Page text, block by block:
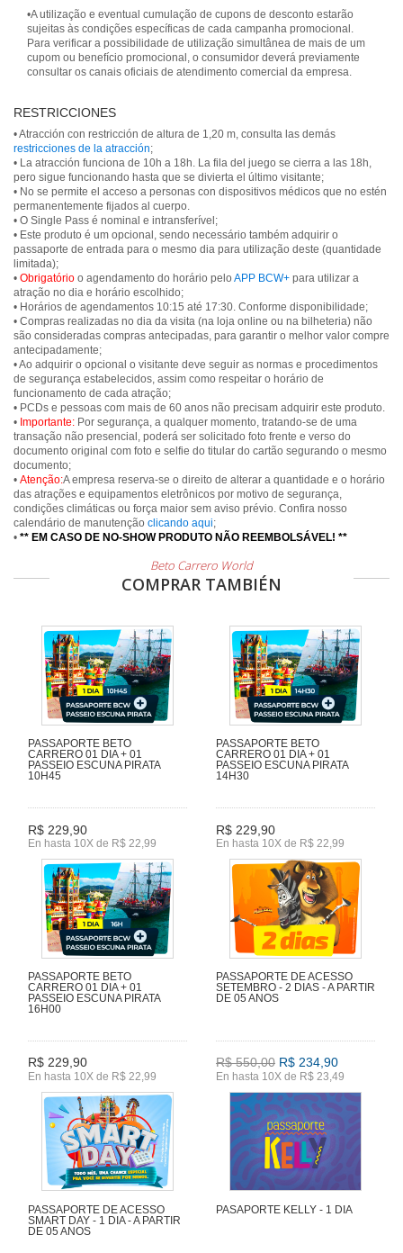
•A utilização e eventual cumulação de cupons de desconto estarão
sujeitas às condições específicas de cada campanha promocional.
Para verificar a possibilidade de utilização simultânea de mais de um
cupom ou benefício promocional, o consumidor deverá previamente
consultar os canais oficiais de atendimento comercial da empresa.
RESTRICCIONES
• Atracción con restricción de altura de 1,20 m, consulta las demás
restricciones de la atracción;
• La atracción funciona de 10h a 18h. La fila del juego se cierra a las 18h,
pero sigue funcionando hasta que se divierta el último visitante;
• No se permite el acceso a personas con dispositivos médicos que no estén
permanentemente fijados al cuerpo.
• O Single Pass é nominal e intransferível;
• Este produto é um opcional, sendo necessário também adquirir o
passaporte de entrada para o mesmo dia para utilização deste (quantidade
limitada);
• Obrigatório o agendamento do horário pelo APP BCW+ para utilizar a
atração no dia e horário escolhido;
• Horários de agendamentos 10:15 até 17:30. Conforme disponibilidade;
• Compras realizadas no dia da visita (na loja online ou na bilheteria) não
são consideradas compras antecipadas, para garantir o melhor valor compre
antecipadamente;
• Ao adquirir o opcional o visitante deve seguir as normas e procedimentos
de segurança estabelecidos, assim como respeitar o horário de
funcionamento de cada atração;
• PCDs e pessoas com mais de 60 anos não precisam adquirir este produto.
• Importante: Por segurança, a qualquer momento, tratando-se de uma
transação não presencial, poderá ser solicitado foto frente e verso do
documento original com foto e selfie do titular do cartão segurando o mesmo
documento;
• Atenção:A empresa reserva-se o direito de alterar a quantidade e o horário
das atrações e equipamentos eletrônicos por motivo de segurança,
condições climáticas ou força maior sem aviso prévio. Confira nosso
calendário de manutenção clicando aqui;
• ** EM CASO DE NO-SHOW PRODUTO NÃO REEMBOLSÁVEL! **
Beto Carrero World
COMPRAR TAMBIÉN
PASSAPORTE BETO
CARRERO 01 DIA + 01
PASSEIO ESCUNA PIRATA
10H45
R$ 229,90
En hasta 10X de R$ 22,99
PASSAPORTE BETO
CARRERO 01 DIA + 01
PASSEIO ESCUNA PIRATA
14H30
R$ 229,90
En hasta 10X de R$ 22,99
PASSAPORTE BETO
CARRERO 01 DIA + 01
PASSEIO ESCUNA PIRATA
16H00
R$ 229,90
En hasta 10X de R$ 22,99
PASSAPORTE DE ACESSO
SETEMBRO - 2 DIAS - A PARTIR
DE 05 ANOS
R$ 550,00 R$ 234,90
En hasta 10X de R$ 23,49
PASSAPORTE DE ACESSO
SMART DAY - 1 DIA - A PARTIR
DE 05 ANOS
PASAPORTE KELLY - 1 DIA